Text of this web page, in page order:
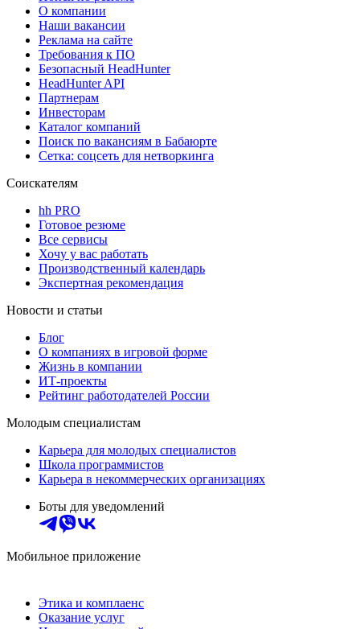
О компании
Наши вакансии
Реклама на сайте
Требования к ПО
Безопасный HeadHunter
HeadHunter API
Партнерам
Инвесторам
Каталог компаний
Поиск по вакансиям в Бабаюрте
Сетка: соцсеть для нетворкинга
Соискателям
hh PRO
Готовое резюме
Все сервисы
Хочу у вас работать
Производственный календарь
Экспертная рекомендация
Новости и статьи
Блог
О компаниях в игровой форме
Жизнь в компании
ИТ-проекты
Рейтинг работодателей России
Молодым специалистам
Карьера для молодых специалистов
Школа программистов
Карьера в некоммерческих организациях
Боты для уведомлений
Мобильное приложение
Этика и комплаенс
Оказание услуг